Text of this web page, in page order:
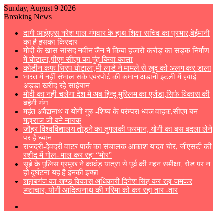
Sunday, August 9 2026
Breaking News
दागी आईएएस नरेश पाल गंगवार के हाथ शिक्षा सचिव का प्रभार,बेईमानी
का है इसका किरदार
मोदी के खास सांसद नवीन जैन ने किया हजारों करोड़ का सड़क निर्माण
में घोटाला,पीएम सीएम का मुंह किया काला
कोडीन कफ सिरप घोटाला,मी लार्ड ने मामले से खुद को अलग कर डाला
भारत में नहीं संभाल सके एयरपोर्ट की कमान अडानी इटली में हवाई
अड्डा खरीद रहे साहेबान
मोदी का नही चलेगा देश मे अब हिन्दू मुस्लिम का एजेंडा,सिर्फ विकास की
बहेगी गंगा
महंत अवैद्यनाथ व योगी गुरु -शिष्य के परंम्परा ध्वज वाहक,सीएम बन
महाराज जी बने नायक
जौहर विश्वविद्यालय तोड़ने का तुगलकी फरमान, योगी का बस बदला लेने
पर है ध्यान
राजदरी-देवदरी वाटर पार्क का संचालक आकाश यादव चोर, जीएसटी की
रशीद में गोल- माल कर रहा “मोर”
सूबे के पुलिस प्रमुख ने कावंड़ यात्रा से पूर्व की गहन समीक्षा, रोड पर न
हो दुर्घटना यह है इनकी इच्छा
शहाबगंज का खण्ड विकास अधिकारी दिनेश सिंह कर रहा जमकर
भ्र्ष्टाचार, योगी आदित्यनाथ की गरिमा को कर रहा तार -तार